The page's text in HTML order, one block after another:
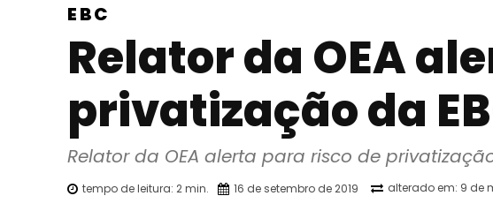
EBC
Relator da OEA
privatização da
Relator da OEA alerta para risco de
tempo de leitura: 2min. 16 de setembro de 2019 alterado em: 9 de